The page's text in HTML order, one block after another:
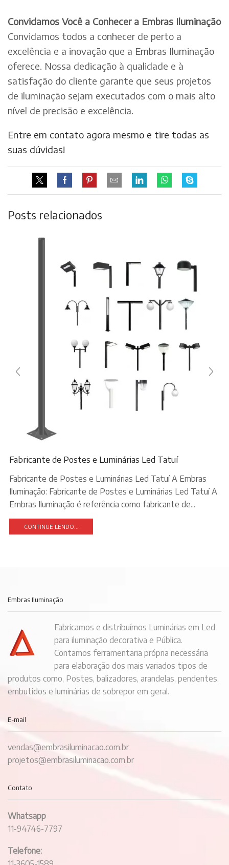
Convidamos Você a Conhecer a Embras Iluminação
Convidamos todos a conhecer de perto a
excelência e a inovação que a Embras Iluminação
oferece. Nossa dedicação à qualidade e à
satisfação do cliente garante que seus projetos
de iluminação sejam executados com o mais alto
nível de precisão e excelência.
Entre em contato agora mesmo e tire todas as
suas dúvidas!
Posts relacionados
Fabricante de Postes e Luminárias Led Tatuí
Fabricante de Postes e Luminárias Led Tatuí A Embras
Iluminação: Fabricante de Postes e Luminárias Led Tatuí A
Embras Iluminação é referência como fabricante de...
CONTINUE LENDO...
Embras Iluminação
Fabricamos e distribuímos Luminárias em Led
para iluminação decorativa e Pública.
Contamos ferramentaria própria necessária
para elaboração dos mais variados tipos de
produtos como, Postes, balizadores, arandelas, pendentes,
embutidos e luminárias de sobrepor em geral.
E-mail
vendas@embrasiluminacao.com.br
projetos@embrasiluminacao.com.br
Contato
Whatsapp
11-94746-7797
Telefone: